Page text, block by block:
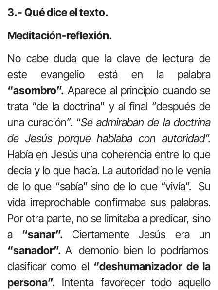
3.- Qué dice el texto.
Meditación-reflexión.
No cabe duda que la clave de lectura de
este evangelio está en la palabra
“asombro”. Aparece al principio cuando se
trata “de la doctrina” y al final “después de
una curación”. “Se admiraban de la doctrina
de Jesús porque hablaba con autoridad”.
Había en Jesús una coherencia entre lo que
decía y lo que hacía. La autoridad no le venía
de lo que “sabía” sino de lo que “vivía”. Su
vida irreprochable confirmaba sus palabras.
Por otra parte, no se limitaba a predicar, sino
a “sanar”. Ciertamente Jesús era un
“sanador”. Al demonio bien lo podríamos
clasificar como el “deshumanizador de la
persona”. Intenta favorecer todo aquello